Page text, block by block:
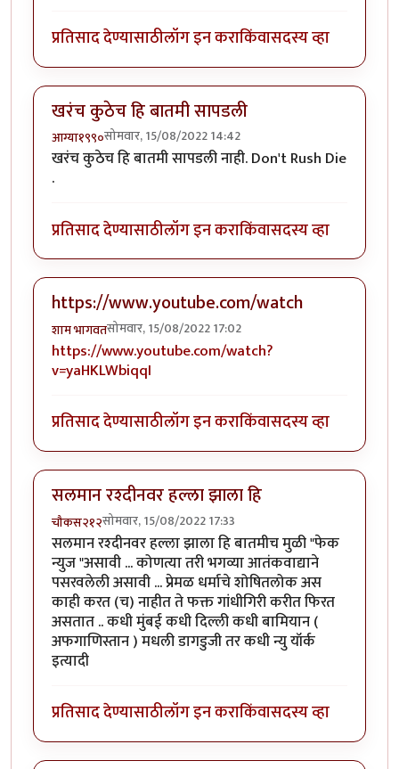
प्रतिसाद देण्यासाठीलॉग इन कराकिंवासदस्य व्हा
खरंच कुठेच हि बातमी सापडली
आग्या१९९०सोमवार, 15/08/2022 14:42
खरंच कुठेच हि बातमी सापडली नाही. Don't Rush Die
.
प्रतिसाद देण्यासाठीलॉग इन कराकिंवासदस्य व्हा
https://www.youtube.com/watch
शाम भागवतसोमवार, 15/08/2022 17:02
https://www.youtube.com/watch?
v=yaHKLWbiqqI
प्रतिसाद देण्यासाठीलॉग इन कराकिंवासदस्य व्हा
सलमान रश्दीनवर हल्ला झाला हि
चौकस२१२सोमवार, 15/08/2022 17:33
सलमान रश्दीनवर हल्ला झाला हि बातमीच मुळी "फेक
न्युज "असावी ... कोणत्या तरी भगव्या आतंकवाद्याने
पसरवलेली असावी ... प्रेमळ धर्माचे शोषितलोक अस
काही करत (च) नाहीत ते फक्त गांधीगिरी करीत फिरत
असतात .. कधी मुंबई कधी दिल्ली कधी बामियान (
अफगाणिस्तान ) मधली डागडुजी तर कधी न्यु यॉर्क
इत्यादी
प्रतिसाद देण्यासाठीलॉग इन कराकिंवासदस्य व्हा